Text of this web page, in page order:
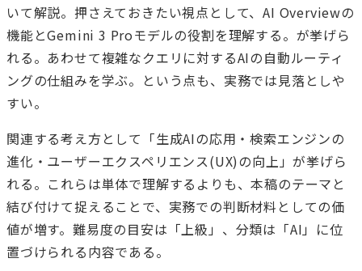
いて解説。押さえておきたい視点として、AI Overviewの
機能とGemini 3 Proモデルの役割を理解する。が挙げら
れる。あわせて複雑なクエリに対するAIの自動ルーティ
ングの仕組みを学ぶ。という点も、実務では見落としや
すい。
関連する考え方として「生成AIの応用・検索エンジンの
進化・ユーザーエクスペリエンス(UX)の向上」が挙げら
れる。これらは単体で理解するよりも、本稿のテーマと
結び付けて捉えることで、実務での判断材料としての価
値が増す。難易度の目安は「上級」、分類は「AI」に位
置づけられる内容である。